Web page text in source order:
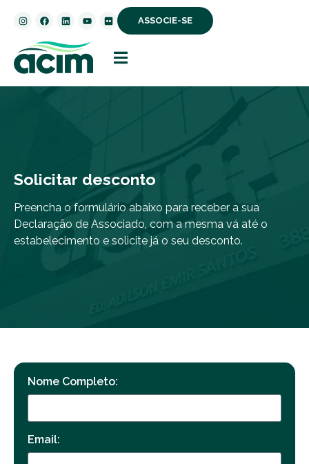
ASSOCIE-SE
Solicitar desconto
Preencha o formulário abaixo para receber a sua
Declaração de Associado, com a mesma vá até o
estabelecimento e solicite já o seu desconto.
Nome Completo:
Email: